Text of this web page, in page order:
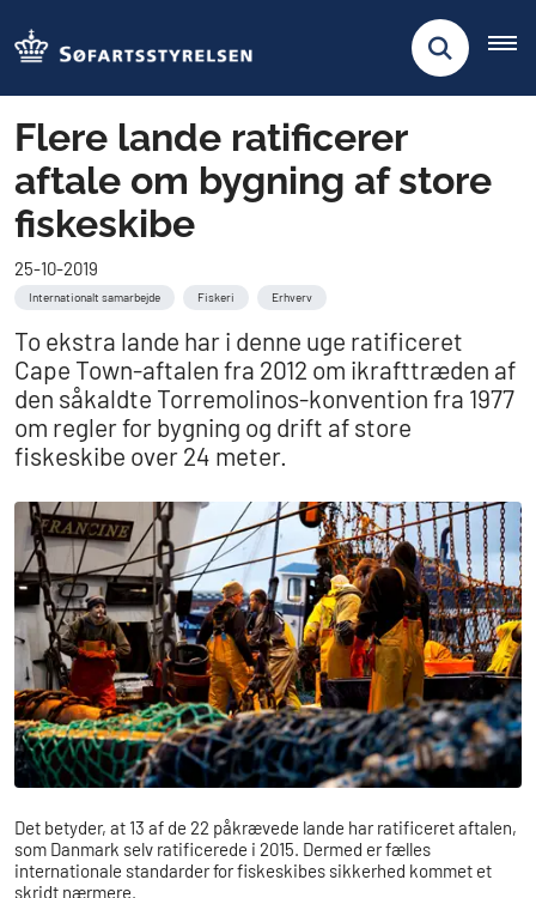
Flere lande ratificerer
aftale om bygning af store
fiskeskibe
25-10-2019
Internationalt samarbejde Fiskeri Erhverv
To ekstra lande har i denne uge ratificeret
Cape Town-aftalen fra 2012 om ikrafttræden af
den såkaldte Torremolinos-konvention fra 1977
om regler for bygning og drift af store
fiskeskibe over 24 meter.
​Det betyder, at 13 af de 22 påkrævede lande har ratificeret aftalen,
som Danmark selv ratificerede i 2015. Dermed er fælles
internationale standarder for fiskeskibes sikkerhed kommet et
skridt nærmere.